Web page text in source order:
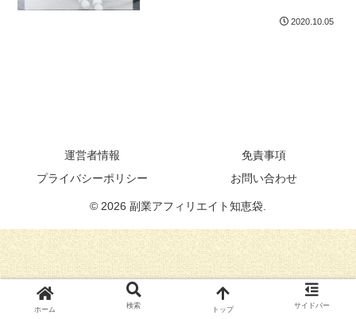
2020.10.05
運営者情報
免責事項
プライバシーポリシー
お問い合わせ
© 2026 副業アフィリエイト知恵袋.
ホーム 検索 トップ サイドバー